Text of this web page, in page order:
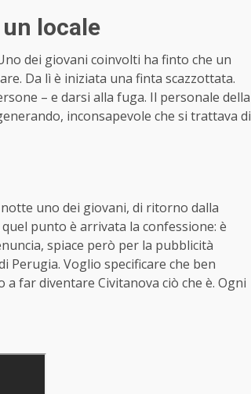
locale
dei giovani coinvolti ha finto che un
Da lì è iniziata una finta scazzottata.
– e darsi alla fuga. Il personale della
inconsapevole che si trattava di
uno dei giovani, di ritorno dalla
punto è arrivata la confessione: è
spiace però per la pubblicità
Perugia. Voglio specificare che ben
far diventare Civitanova ciò che è. Ogni